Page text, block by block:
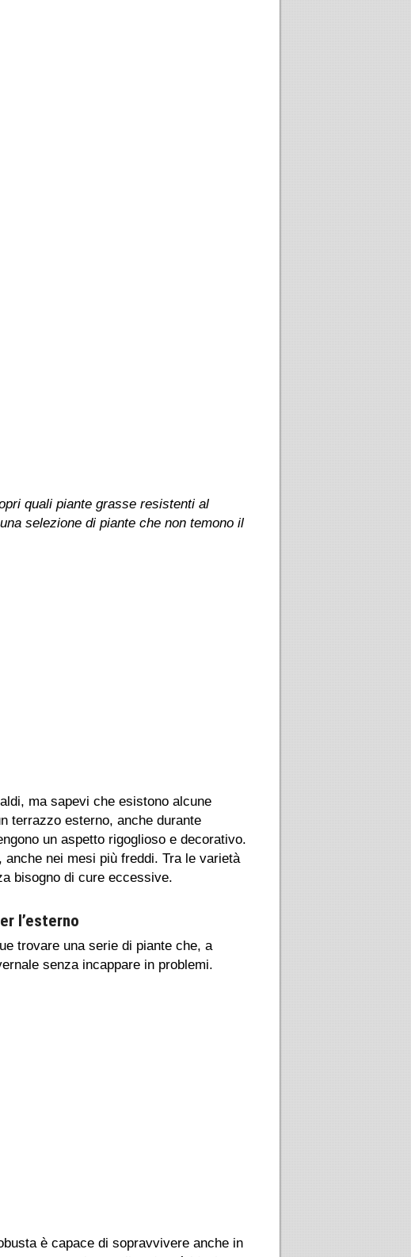
quali piante grasse resistenti al
selezione di piante che non temono il
ma sapevi che esistono alcune
terrazzo esterno, anche durante
un aspetto rigoglioso e decorativo.
nei mesi più freddi. Tra le varietà
bisogno di cure eccessive.
l’esterno
trovare una serie di piante che, a
senza incappare in problemi.
è capace di sopravvivere anche in